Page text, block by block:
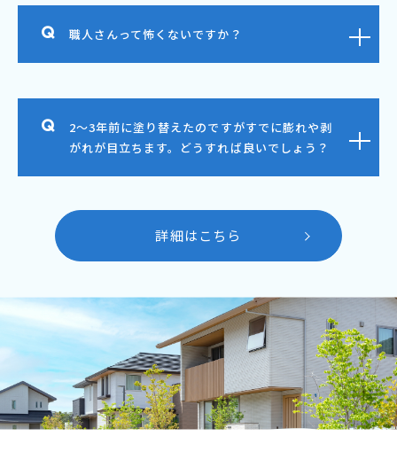
職人さんって怖くないですか？
2～3年前に塗り替えたのですがすでに膨れや剥
がれが目立ちます。どうすれば良いでしょう？
詳細はこちら